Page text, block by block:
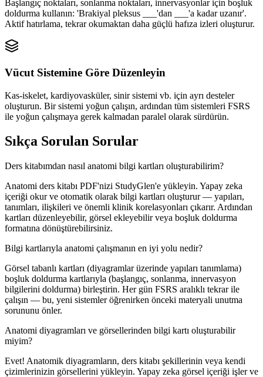
Başlangıç noktaları, sonlanma noktaları, innervasyonlar için boşluk
doldurma kullanın: 'Brakiyal pleksus ___'dan ___'a kadar uzanır'.
Aktif hatırlama, tekrar okumaktan daha güçlü hafıza izleri oluşturur.
Vücut Sistemine Göre Düzenleyin
Kas-iskelet, kardiyovasküler, sinir sistemi vb. için ayrı desteler
oluşturun. Bir sistemi yoğun çalışın, ardından tüm sistemleri FSRS
ile yoğun çalışmaya gerek kalmadan paralel olarak sürdürün.
Sıkça Sorulan Sorular
Ders kitabımdan nasıl anatomi bilgi kartları oluşturabilirim?
Anatomi ders kitabı PDF'nizi StudyGlen'e yükleyin. Yapay zeka
içeriği okur ve otomatik olarak bilgi kartları oluşturur — yapıları,
tanımları, ilişkileri ve önemli klinik korelasyonları çıkarır. Ardından
kartları düzenleyebilir, görsel ekleyebilir veya boşluk doldurma
formatına dönüştürebilirsiniz.
Bilgi kartlarıyla anatomi çalışmanın en iyi yolu nedir?
Görsel tabanlı kartları (diyagramlar üzerinde yapıları tanımlama)
boşluk doldurma kartlarıyla (başlangıç, sonlanma, innervasyon
bilgilerini doldurma) birleştirin. Her gün FSRS aralıklı tekrar ile
çalışın — bu, yeni sistemler öğrenirken önceki materyali unutma
sorununu önler.
Anatomi diyagramları ve görsellerinden bilgi kartı oluşturabilir
miyim?
Evet! Anatomik diyagramların, ders kitabı şekillerinin veya kendi
çizimlerinizin görsellerini yükleyin. Yapay zeka görsel içeriği işler ve